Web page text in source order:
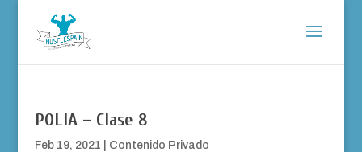
POLIA – Clase 8
Feb 19, 2021 Contenido Privado